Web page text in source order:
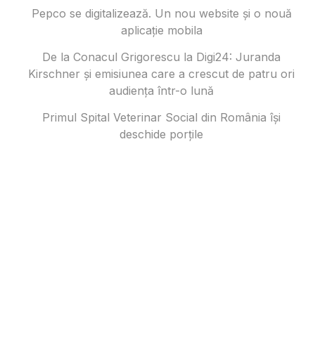
Pepco se digitalizează. Un nou website și o nouă
aplicație mobila
De la Conacul Grigorescu la Digi24: Juranda
Kirschner și emisiunea care a crescut de patru ori
audiența într-o lună
Primul Spital Veterinar Social din România își
deschide porțile